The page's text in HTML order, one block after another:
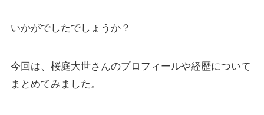
いかがでしたでしょうか？
今回は、桜庭大世さんのプロフィールや経歴について
まとめてみました。